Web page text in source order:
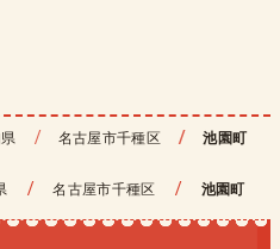
名古屋市千種区 池園町
/ 名古屋市千種区 / 池園町